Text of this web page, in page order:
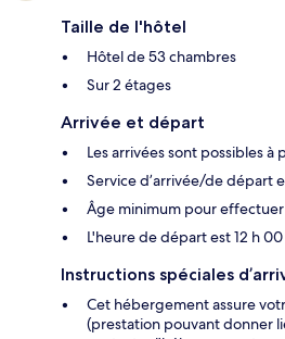
Taille de l'hôtel
Hôtel de 53 chambres
Sur 2 étages
Arrivée et départ
Les arrivées sont possibles à
Service d’arrivée/de départ
Âge minimum pour
L'heure de départ est 12 h 00
Instructions spéciales
Cet hébergement assure
(prestation pouvant donner